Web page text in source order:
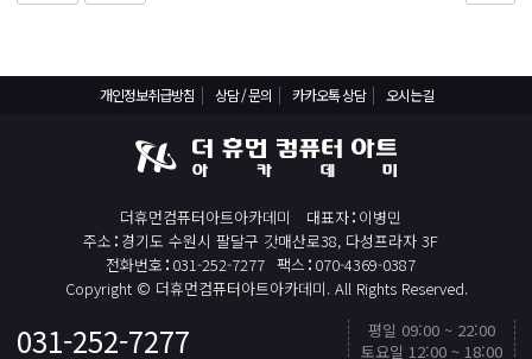
개인정보취급방침 상담 / 문의 카카오톡 상담 오시는길
더휴먼컴퓨터아트아카데미 대표자 이병민
주소 경기도 수원시 팔달구 갓매산로38, 다성프라자 3F
전화번호 031-252-7277 팩스 070-4369-0387
Copyright © 더휴먼컴퓨터아트아카데미. All Rights Reserved.
031-252-7277
평일 09:00 ~ 22:00
토요일 12:00 ~ 18:00
TOP
전기기능사(필기+실기) 자격증 취득과정
포토샵 자격증 취득과정(GTQ1급)
일러스트 자격증 취득과정(GTQi 1급)
전산회계 1급 / FAT 1급 자격증 취득과정
전산세무 2급 / TAT 2급 자격증 취득과정